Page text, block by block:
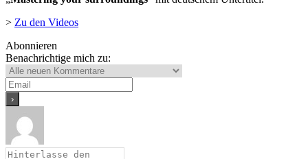
> Zu den Videos
Abonnieren
Benachrichtige mich zu: